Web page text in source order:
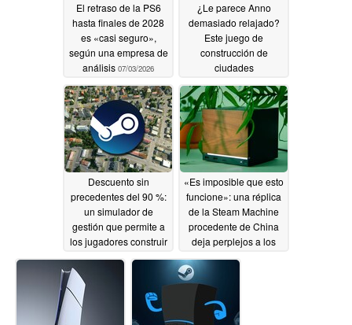
El retraso de la PS6
hasta finales de 2028
es «casi seguro»,
según una empresa de
análisis 07/03/2026
¿Le parece Anno
demasiado relajado?
Este juego de
construcción de
ciudades
cuesta ahora solo 2,50
$ en lugar de 25 $ en
Steam07/01/2026
Descuento sin
precedentes del 90 %:
un simulador de
gestión que permite a
los jugadores construir
dólares
«Es imposible que esto
funcione»: una réplica
de la Steam Machine
procedente de China
deja perplejos a los